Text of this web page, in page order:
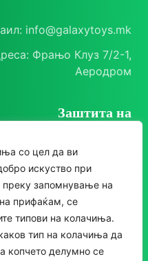
со цел да ви
искуство при
запомнување на
прифаќам, се
типови на колачиња.
тип на колачиња да
копчето делумно се
info@galaxytoys.mk
Фрањо Клуз 7/2-1,
Аеродром
Заштита на
Политика на
приватност
Политика за колачиња
Следете нè
Instagram
Facebook